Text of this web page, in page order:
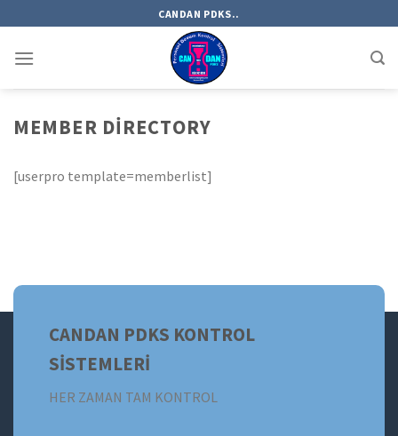
to
content
CANDAN PDKS..
MEMBER DIRECTORY
[userpro template=memberlist]
CANDAN PDKS KONTROL
SİSTEMLERİ
HER ZAMAN TAM KONTROL